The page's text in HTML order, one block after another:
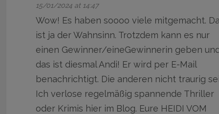
15/01/2024 at 14:47
Wow! Es haben soooo viele mitgemacht.
ist ja der Wahnsinn. Trotzdem kann es nur
einen Gewinner/eineGewinnerin geben
das ist diesmal Andi! Er wird per E-Mail
benachrichtigt. Die anderen nicht traurig
Ich verlose regelmäßig spannende Thriller
oder Krimis hier im Blog. Eure HEIDI VOM